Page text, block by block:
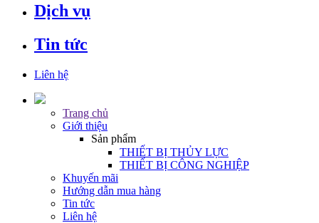
Dịch vụ
Tin tức
Liên hệ
Trang chủ
Giới thiệu
Sản phẩm
THIẾT BỊ THỦY LỰC
THIẾT BỊ CÔNG NGHIỆP
Khuyến mãi
Hướng dẫn mua hàng
Tin tức
Liên hệ